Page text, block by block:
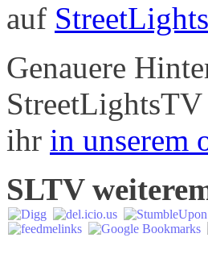
auf
Genauere
ihr in unserem
SLTV